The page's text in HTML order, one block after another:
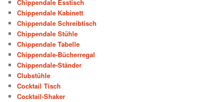
Chippendale Esstisch
Chippendale Kabinett
Chippendale Schreibtisch
Chippendale Stühle
Chippendale Tabelle
Chippendale-Bücherregal
Chippendale-Ständer
Clubstühle
Cocktail Tisch
Cocktail-Shaker